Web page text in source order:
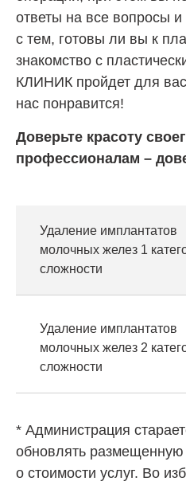
ответы на все вопросы
с тем, готовы ли вы к
знакомство с
КЛИНИК пройдет для
нас понравится!
Доверьте красоту
профессионалам –
Удаление имплантатов
молочных желез 1
сложности
Удаление имплантатов
молочных желез 2
сложности
* Администрация
обновлять
о стоимости услуг. Во